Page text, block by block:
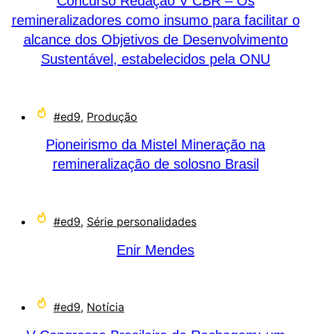
remineralizadores como insumo para facilitar o
alcance dos Objetivos de Desenvolvimento
Sustentável, estabelecidos pela ONU
#ed9, Produção
Pioneirismo da Mistel Mineração na
remineralização de solosno Brasil
#ed9, Série personalidades
Enir Mendes
#ed9, Notícia